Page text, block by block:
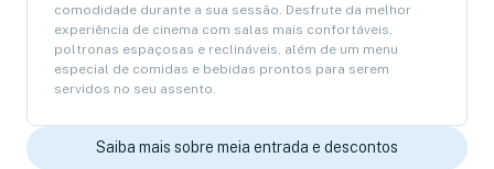
comodidade durante a sua sessão. Desfrute da melhor
experiência de cinema com salas mais confortáveis,
poltronas espaçosas e reclináveis, além de um menu
especial de comidas e bebidas prontos para serem
servidos no seu assento.
Saiba mais sobre meia entrada e descontos